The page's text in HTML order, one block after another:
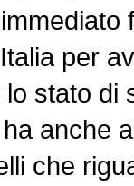
per
stato di
anche
che